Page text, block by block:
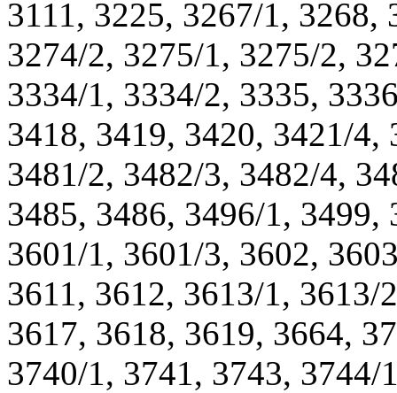
3111, 3225, 3267/1, 3268,
3274/2, 3275/1, 3275/2,
3334/1, 3334/2, 3335,
3418, 3419, 3420, 3421/
3481/2, 3482/3, 3482/4,
3485, 3486, 3496/1, 3499,
3601/1, 3601/3, 3602,
3611, 3612, 3613/1,
3617, 3618, 3619, 3664,
3740/1, 3741, 3743,